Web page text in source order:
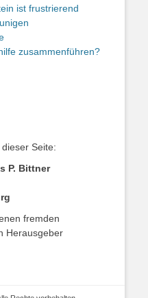
ist frustrierend
zusammenführen?
Seite:
P. Bittner
fremden
Herausgeber